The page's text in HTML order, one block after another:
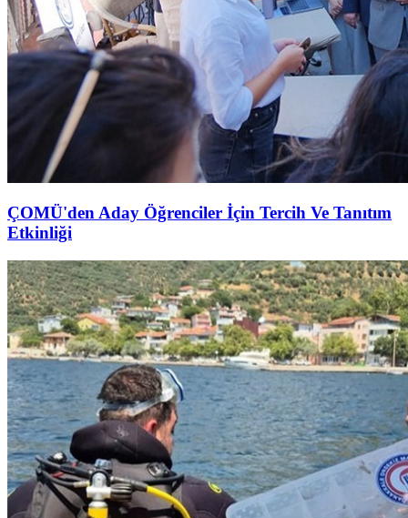
ÇOMÜ'den Aday Öğrenciler İçin Tercih Ve Tanıtım
Etkinliği